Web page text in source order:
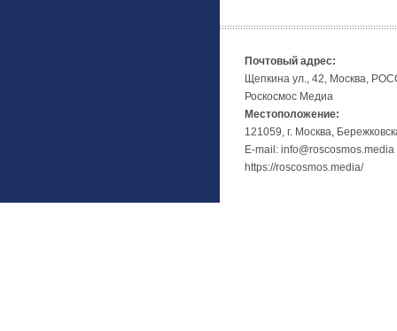
Почтовый адрес:
Щепкина ул., 42, Москва,
Роскосмос Медиа
Местоположение:
121059, г. Москва,
E-mail: info@roscosmos.media
https://roscosmos.media/